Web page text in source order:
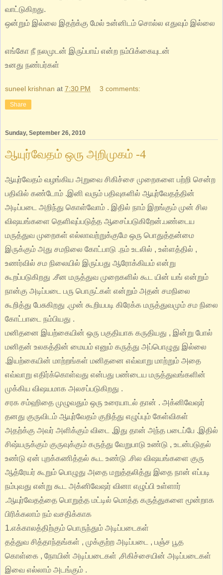
வாட்டுகிறது.
ஒன்றும் இல்லை இதற்க்கு மேல் உன்னிடம் சொல்ல எதுவும் இல்லை
எங்கோ நீ நலமுடன் இருப்பாய் என்ற நம்பிக்கையுடன்
உனது நண்பர்கள்
suneel krishnan at 7:30 PM 3 comments:
Share
Sunday, September 26, 2010
ஆயுர்வேதம் ஒரு அறிமுகம் -4
ஆயுர்வேதம் வழங்கிய அறுவை சிகிச்சை முறைகளை பற்றி சென்ற
பதிவில் கண்டோம் .இனி வரும் பதிவுகளில் ஆயுர்வேதத்தின்
அடிப்படை அறிந்து கொள்வோம் . இதில் நாம் இறங்கும் முன் சில
விஷயங்களை தெளிவுப்படுத்த ஆசைப்படுகிறேன்.பண்டைய
மருத்துவ முறைகள் எல்லாவற்றுக்குமே ஒரு பொதுத்தன்மை
இருக்கும் அது சமநிலை கோட்பாடு .நம் உடலில் , உள்ளத்தில் ,
உணர்வில் சம நிலையில் இருப்பது ஆரோக்கியம் என்று
கூறப்படுகிறது .சீன மருத்துவ முறைகளில் கூட யின் யங் என்றும்
நான்கு அடிப்படை பரு பொருட்கள் என்றும் அதன் சமநிலை
கூறித்து பேசுகிறது .முன் கூறியபடி கிரேக்க மருத்துவமும் சம நிலை
கோட்பாடை நம்பியது .
மனிதனை இயற்கையின் ஒரு பகுதியாக கருதியது , இன்று போல்
மனிதன் உலகத்தின் மையம் எனும் கருத்து அப்பொழுது இல்லை
.இயற்கையின் மாற்றங்கள் மனிதனை எவ்வாறு மாற்றும் அதை
எவ்வாறு எதிர்க்கொள்வது என்பது பண்டைய மருத்துவங்களின்
முக்கிய விஷயமாக அலசப்படுகிறது .
சரக சம்ஹிதை முழுவதும் ஒரு உரையாடல் தான் . அக்னிவேஷர்
தனது குருவிடம் ஆயுர்வேதம் குறித்து எழுப்பும் கேள்விகள்
அதற்க்கு அவர் அளிக்கும் விடை ,இது தான் அந்த படைப்பே .இதில்
சிஷ்யருக்கும் குருவுக்கும் கருத்து வேறுபாடு உண்டு , உடன்படுதல்
உண்டு ஏன் புறக்கணித்தல் கூட உண்டு .சில விஷயங்களை குரு
ஆத்ரேயர் கூறும் பொழுது அதை மறுத்தலித்து இதை நான் எப்படி
நம்புவது என்று கூட அக்னிவேஷர் வினா எழுப்பி உள்ளார்
.ஆயுர்வேதத்தை பொறுத்த மட்டில் மொத்த கருத்துகளை மூன்றாக
பிரிக்கலாம் நம் வசதிக்காக
1.எக்காலத்திற்கும் பொருந்தும் அடிப்படைகள்
தத்துவ சித்தாந்தங்கள் , முக்குற்ற அடிப்படை , பஞ்ச பூத
கொள்கை , நோயின் அடிப்படைகள் ,சிகிச்சையின் அடிப்படைகள்
இவை எல்லாம் அடங்கும் .